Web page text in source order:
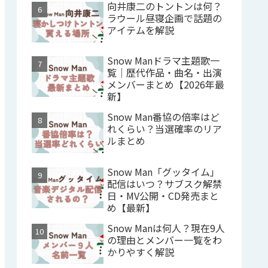
向井康二のトントンは何？
ラウール昼寝企画で話題の
アイテムを解説
Snow Manドラマ主題歌一
覧｜歴代作品・曲名・出演
メンバーまとめ【2026年最
新】
Snow Man番協の倍率はど
れくらい？当選確率のリア
ルまとめ
Snow Man「グッタイム」
配信はいつ？サブスク解禁
日・MV公開・CD発売まと
め【最新】
Snow Manは何人？現在9人
の理由とメンバー一覧をわ
かりやすく解説